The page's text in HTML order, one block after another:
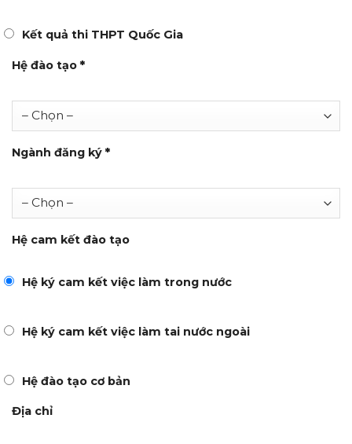
Kết quả thi THPT Quốc Gia
Hệ đào tạo *
Ngành đăng ký *
Hệ cam kết đào tạo
Hệ ký cam kết việc làm trong nước
Hệ ký cam kết việc làm tai nước ngoài
Hệ đào tạo cơ bản
Địa chỉ